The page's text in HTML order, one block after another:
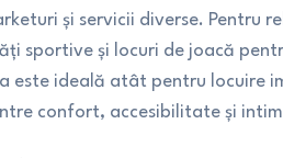
și servicii diverse. Pentru
sportive și locuri de joacă
este ideală atât pentru locuire
confort, accesibilitate și